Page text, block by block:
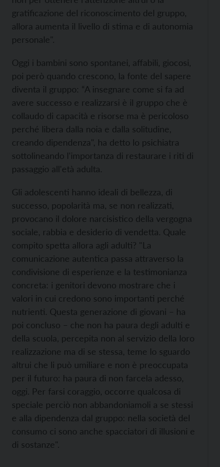
gratificazione del riconoscimento del gruppo,
allora aumenta il livello di stima e di autonomia
personale".
Oggi i bambini sono spontanei, affabili, giocosi,
poi però quando crescono, la fonte del sapere
diventa il gruppo: “A insegnare come si fa ad
avere successo e realizzarsi è il gruppo che è
collaudo di capacità e risorse ma è pericoloso
perché libera dalla noia e dalla solitudine,
creando dipendenza", ha detto lo psichiatra
sottolineando l'importanza di restaurare i riti di
passaggio all'età adulta.
Gli adolescenti hanno ideali di bellezza, di
successo, popolarità ma, se non realizzati,
provocano il dolore narcisistico della vergogna
sociale, rabbia e desiderio di vendetta. Quale
compito spetta allora agli adulti? "La
comunicazione autentica passa attraverso la
condivisione di esperienze e la testimonianza
concreta: i genitori devono mostrare che i
valori in cui credono sono importanti perché
nutrienti. Questa generazione di giovani – ha
poi concluso – che non ha paura degli adulti e
della scuola, percepita non al servizio della loro
realizzazione ma di se stessa, teme lo sguardo
altrui che li può umiliare e non è preoccupata
per il futuro: ha paura di non farcela adesso,
oggi. Per farsi coraggio, occorre qualcosa di
speciale perciò non abbandoniamoli a se stessi
e alla dipendenza dal gruppo: nella società del
consumo ci sono anche spacciatori di illusioni e
di sostanze".